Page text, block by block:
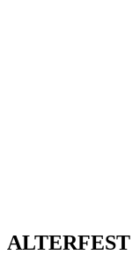
ALTERFEST